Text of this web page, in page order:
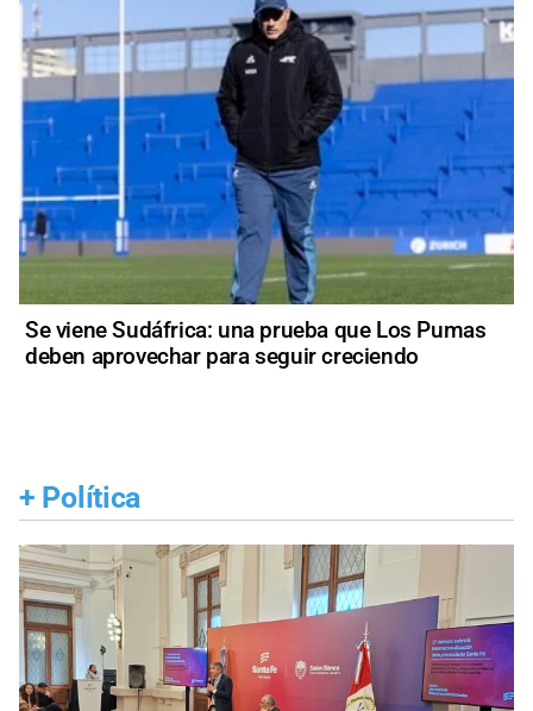
Se viene Sudáfrica: una prueba que Los Pumas
deben aprovechar para seguir creciendo
+ Política